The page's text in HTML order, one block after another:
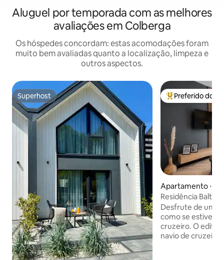
Aluguel por temporada com as melhores
avaliações em Colberga
Os hóspedes concordam: estas acomodações foram
muito bem avaliadas quanto a localização, limpeza e
outros aspectos.
Superhost
Superhost Entre os
Preferido dos
Apartamento ⋅
Residência Baltic
Desfrute de uma
como se
cruzeiro. O
navio de